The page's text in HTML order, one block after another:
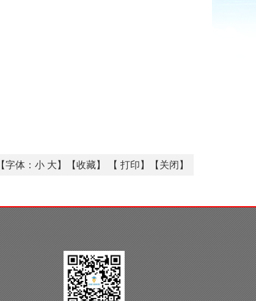
【字体： 小 大 】【收藏】 【 打印 】【 关闭 】